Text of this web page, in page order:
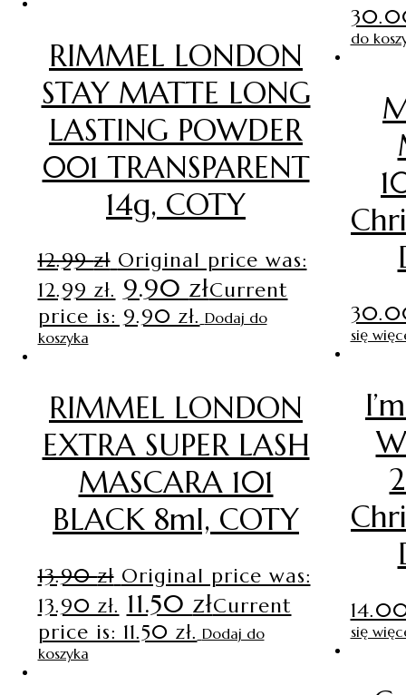
RIMMEL LONDON
STAY MATTE LONG
LASTING POWDER
001 TRANSPARENT
14g, COTY
12.99zł Original price was:
12.99 zł. 9.90 złCurrent
price is: 9.90 zł. Dodaj do
koszyka
RIMMEL LONDON
EXTRA SUPER LASH
MASCARA 101
BLACK 8ml, COTY
13.90zł Original price was:
13.90 zł. 11.50 złCurrent
price is: 11.50 zł. Dodaj do
koszyka
do
się
się